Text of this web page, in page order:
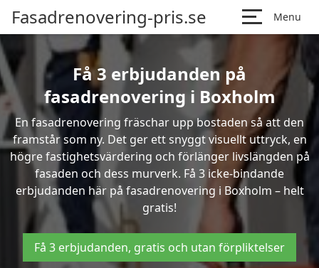
Fasadrenovering-pris.se Menu
Få 3 erbjudanden på
fasadrenovering i Boxholm
En fasadrenovering fräschar upp bostaden så att den
framstår som ny. Det ger ett snyggt visuellt uttryck, en
högre fastighetsvärdering och förlänger livslängden på
fasaden och dess murverk. Få 3 icke-bindande
erbjudanden här på fasadrenovering i Boxholm – helt
gratis!
Få 3 erbjudanden, gratis och utan förpliktelser